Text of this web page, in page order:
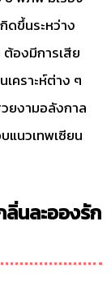
ดขึ้นระหว่าง
องมีการเสีย
คราะห์ต่าง ๆ
ยงามอลังกาล
แนวเทพเซียน
นละอองรัก